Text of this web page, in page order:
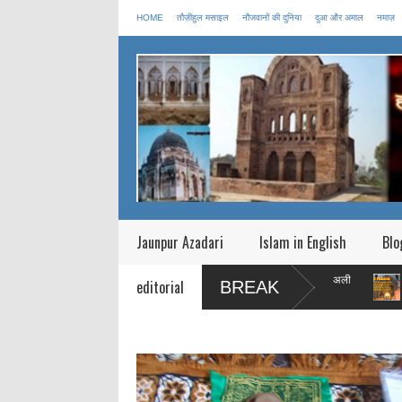
HOME तौज़ीहुल मसाइल नौजवानों की दुनिया दुआ और अमाल नमाज़
Jaunpur Azadari Islam in English
editorial BREAK
ईद में किस बात की ख़ुशी मानते है : हज़रत अली
की ज़बानी
फितरे की
गरीब हैं तो |